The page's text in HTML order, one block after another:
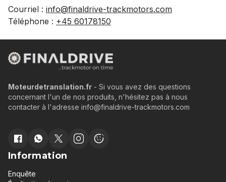
Courriel : info@finaldrive-trackmotors.com
Téléphone : +45 60178150
Moteurdetranslation.fr - Si vous avez des questions
concernant l'un de nos produits, n'hésitez pas à nous
contacter à l'adresse info@finaldrive-trackmotors.com
Information
Enquête